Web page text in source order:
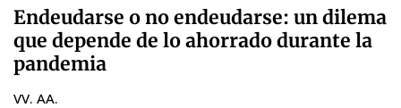
Endeudarse o no endeudarse: un dilema
que depende de lo ahorrado durante la
pandemia
VV. AA.